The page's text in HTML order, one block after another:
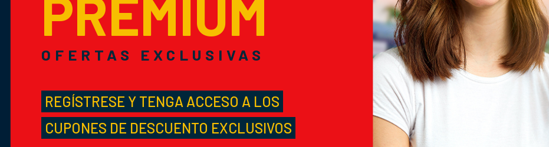
PREMIUM
OFERTAS EXCLUSIVAS
REGÍSTRESE Y TENGA ACCESO A LOS
CUPONES DE DESCUENTO EXCLUSIVOS